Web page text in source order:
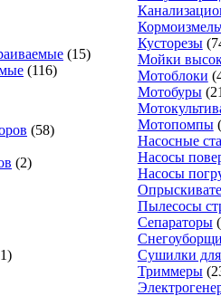
(15)
(116)
(58)
(2)
Кусторезы
Мойки
Мотоблоки
Мотобуры
Мотопомпы
Насосные
Насосы
Насосы
Пылесосы
Сепараторы
Сушилки
Триммеры